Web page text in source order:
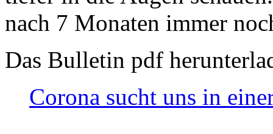
nach 7 Monaten immer
Das Bulletin pdf
Corona sucht uns in